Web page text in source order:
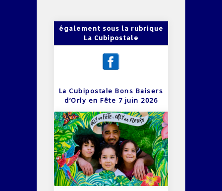
également sous la rubrique
La Cubipostale
La Cubipostale Bons Baisers
d’Orly en Fête 7 juin 2026